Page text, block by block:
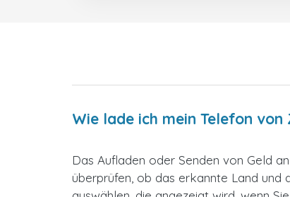
Wie lade ich mein Telefon
Das Aufladen oder Senden von Geld
überprüfen, ob das erkannte Land und